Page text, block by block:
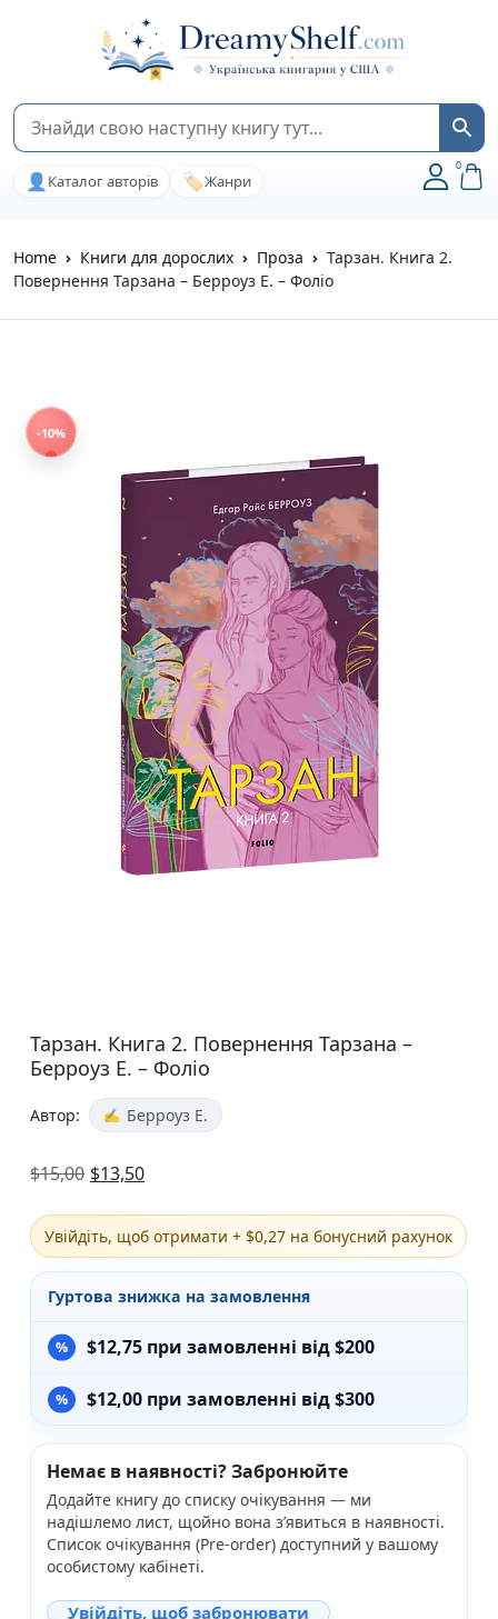
👤 Каталог авторів 🏷️Жанри
0
Home Книги для дорослих Проза
Тарзан. Книга 2.
Повернення Тарзана – Берроуз Е. – Фоліо
-10%
Тарзан. Книга 2. Повернення Тарзана –
Берроуз Е. – Фоліо
Автор: Берроуз Е.
$15,00 $13,50
Увійдіть, щоб отримати + $0,27 на бонусний рахунок
Гуртова знижка на замовлення
$12,75 при замовленні від $200
$12,00 при замовленні від $300
Немає в наявності? Забронюйте
Додайте книгу до списку очікування — ми
надішлемо лист, щойно вона з’явиться в наявності.
Список очікування (Pre-order) доступний у вашому
особистому кабінеті.
Увійдіть, щоб забронювати